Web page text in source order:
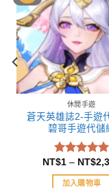
休閒手遊
蒼天英雄誌2-手遊
碧哥手遊代儲
評分5.00
滿分 5
NT$1 – NT$
加入購物車